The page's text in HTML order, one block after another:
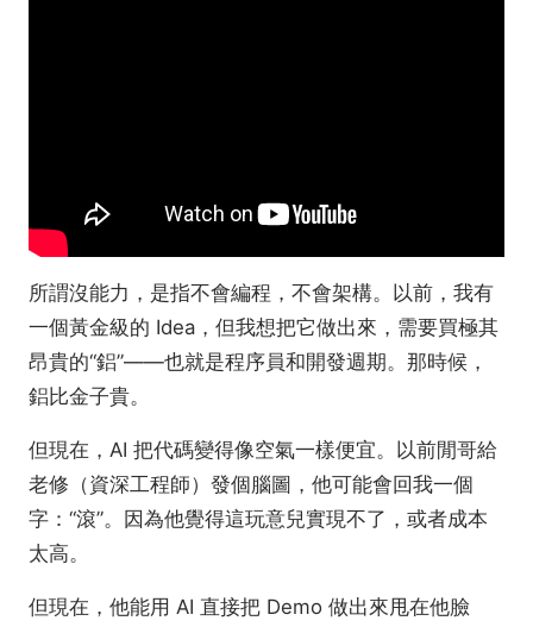
所謂沒能力，是指不會編程，不會架構。以前，我有
一個黃金級的 Idea，但我想把它做出來，需要買極其
昂貴的“鋁”——也就是程序員和開發週期。那時候，
鋁比金子貴。
但現在，AI 把代碼變得像空氣一樣便宜。以前閒哥給
老修（資深工程師）發個腦圖，他可能會回我一個
字：“滾”。因為他覺得這玩意兒實現不了，或者成本
太高。
但現在，他能用 AI 直接把 Demo 做出來甩在他臉